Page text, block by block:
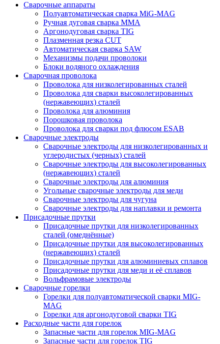
Сварочные аппараты
Полуавтоматическая сварка MiG-MAG
Ручная дуговая сварка MMA
Аргонодуговая сварка TIG
Плазменная резка CUT
Автоматическая сварка SAW
Механизмы подачи проволоки
Блоки водяного охлаждения
Сварочная проволока
Проволока для низколегированных сталей
Проволока для сварки высоколегированных
(нержавеющих) сталей
Проволока для алюминия
Порошковая проволока
Проволока для сварки под флюсом ESAB
Сварочные электроды
Сварочные электроды для низколегированных и
углеродистых (черных) сталей
Сварочные электроды для высоколегированных
(нержавеющих) сталей
Сварочные электроды для алюминия
Угольные сварочные электроды для меди
Сварочные электроды для чугуна
Сварочные электроды для наплавки и ремонта
Присадочные прутки
Присадочные прутки для низколегированных
сталей (омеднённые)
Присадочные прутки для высоколегированных
(нержавеющих) сталей
Присадочные прутки для алюминиевых сплавов
Присадочные прутки для меди и её сплавов
Вольфрамовые электроды
Сварочные горелки
Горелки для полуавтоматической сварки MIG-
MAG
Горелки для аргонодуговой сварки TIG
Расходные части для горелок
Запасные части для горелок MIG-MAG
Запасные части для горелок TIG